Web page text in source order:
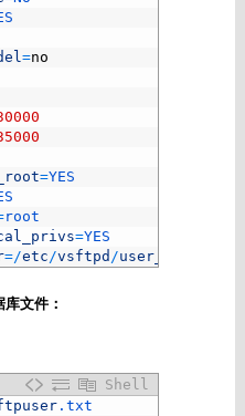
=no
=YES
root
=YES
=/etc/vsftpd /user_conf
文件：
Shell
.txt